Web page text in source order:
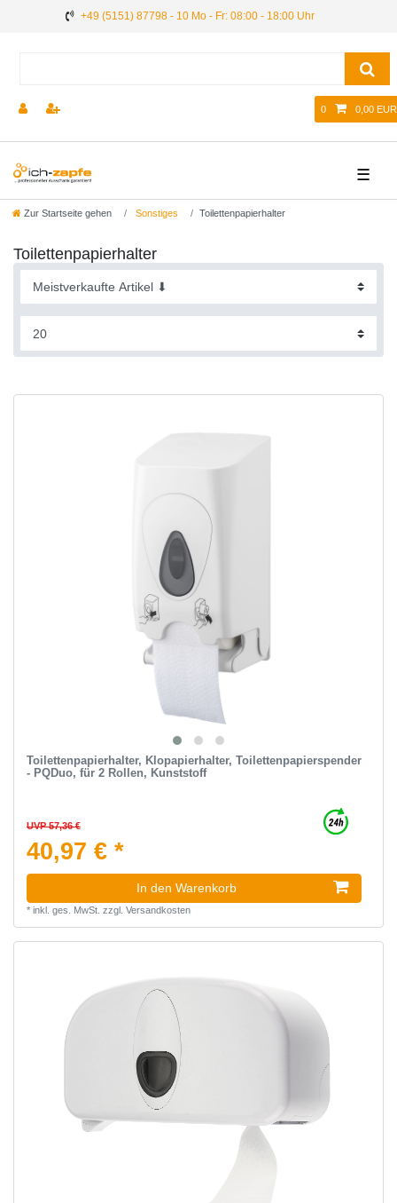
+49 (5151) 87798 - 10 Mo - Fr: 08:00 - 18:00 Uhr
0 0,00 EUR
☰
Zur Startseite gehen Sonstiges Toilettenpapierhalter
Toilettenpapierhalter
Toilettenpapierhalter, Klopapierhalter, Toilettenpapierspender
- PQDuo, für 2 Rollen, Kunststoff
UVP 57,36 €
40,97 € *
In den Warenkorb
* inkl. ges. MwSt. zzgl. Versandkosten